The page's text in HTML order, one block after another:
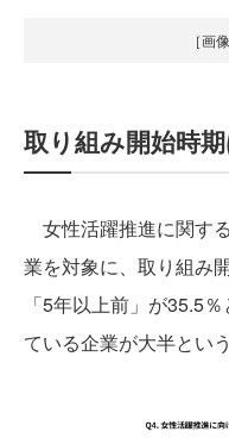
［画
取り組み開始時
女性活躍推進に関す
業を対象に、取り組み
「5年以上前」が35.5
ている企業が大半とい